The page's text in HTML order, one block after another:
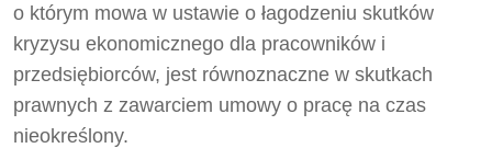
o którym mowa w ustawie o łagodzeniu skutków
kryzysu ekonomicznego dla pracowników i
przedsiębiorców, jest równoznaczne w skutkach
prawnych z zawarciem umowy o pracę na czas
nieokreślony.